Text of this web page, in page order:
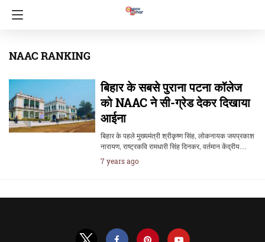
NAAC RANKING
बिहार के सबसे पुराना पटना कॉलेज
को NAAC ने सी-ग्रेड देकर दिखाया
आईना
बिहार के पहले मुख्यमंत्री श्रीकृष्ण सिंह, लोकनायक जयप्रकाश
नारायण, राष्ट्रकवि रामधारी सिंह दिनकर, वर्तमान केंद्रीय…
7 years ago